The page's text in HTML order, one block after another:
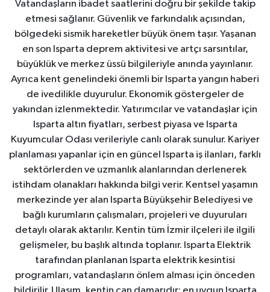
Vatandaşların ibadet saatlerini doğru bir şekilde takip
etmesi sağlanır. Güvenlik ve farkındalık açısından,
bölgedeki sismik hareketler büyük önem taşır. Yaşanan
en son Isparta deprem aktivitesi ve artçı sarsıntılar,
büyüklük ve merkez üssü bilgileriyle anında yayınlanır.
Ayrıca kent genelindeki önemli bir Isparta yangın haberi
de ivedilikle duyurulur. Ekonomik göstergeler de
yakından izlenmektedir. Yatırımcılar ve vatandaşlar için
Isparta altın fiyatları, serbest piyasa ve Isparta
Kuyumcular Odası verileriyle canlı olarak sunulur. Kariyer
planlaması yapanlar için en güncel Isparta iş ilanları, farklı
sektörlerden ve uzmanlık alanlarından derlenerek
istihdam olanakları hakkında bilgi verir. Kentsel yaşamın
merkezinde yer alan Isparta Büyükşehir Belediyesi ve
bağlı kurumların çalışmaları, projeleri ve duyuruları
detaylı olarak aktarılır. Kentin tüm İzmir ilçeleri ile ilgili
gelişmeler, bu başlık altında toplanır. Isparta Elektrik
tarafından planlanan Isparta elektrik kesintisi
programları, vatandaşların önlem alması için önceden